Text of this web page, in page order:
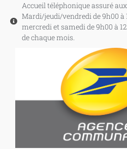
Accueil téléphonique assuré
Mardi/jeudi/vendredi de 9h00 à
mercredi et samedi de 9h00 à
de chaque mois.